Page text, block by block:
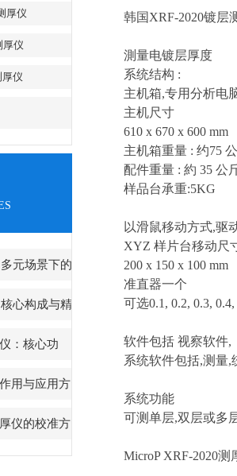
厚仪
厚仪
仪
元场景下的
心构成与精
：核心功
术亮点
用与应用方
仪的校准方
韩国XRF-2020镀层
測量电镀层厚度
系统结构 :
主机箱,专用分析电
主机尺寸
610 x 670 x 600 mm
主机箱重量 : 约75
配件重量 : 約 35 公
样品台承重:5KG
以滑鼠移动方式,驱
XYZ 样片台移动尺
200 x 150 x 100 mm
准直器一个
可选0.1, 0.2, 0.3,
软件包括 视察软件,
系统软件包括,测量,
系统功能
可测单层,双层或多
MicroP XRF-2020